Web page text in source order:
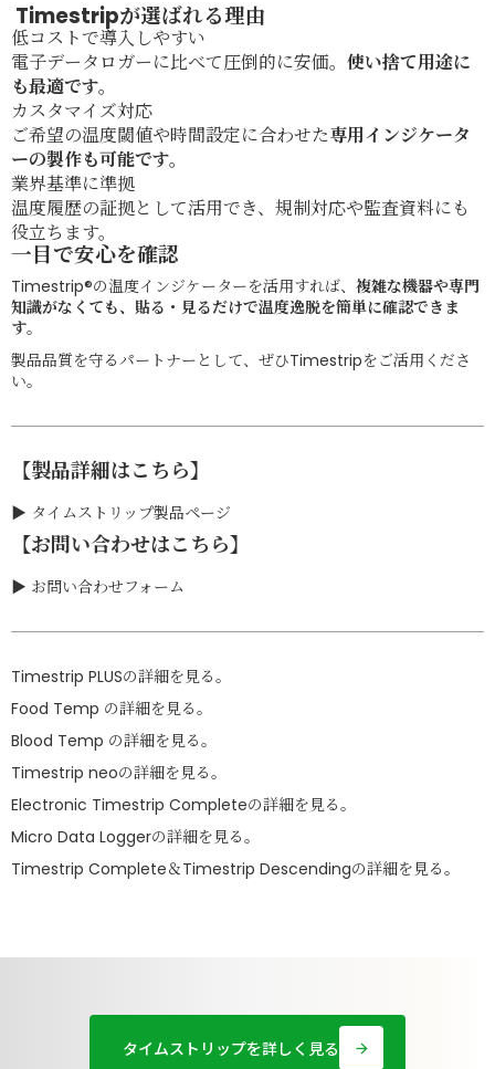
Timestripが選ばれる理由
低コストで導入しやすい
電子データロガーに比べて圧倒的に安価。 使い捨て用途に
も最適です。
カスタマイズ対応
ご希望の温度閾値や時間設定に合わせた専用インジケータ
ーの製作も可能です。
業界基準に準拠
温度履歴の証拠として活用でき、規制対応や監査資料にも
役立ちます。
一目で安心を確認
Timestrip®の温度インジケーターを活用すれば、 複雑な機器や専門
知識がなくても、貼る・見るだけで温度逸脱を簡単に確認できま
す。
製品品質を守るパートナーとして、ぜひTimestripをご活用くださ
い。
【製品詳細はこちら】
▶︎ タイムストリップ製品ページ
【お問い合わせはこちら】
▶︎ お問い合わせフォーム
Timestrip PLUSの詳細を見る。
Food Temp の詳細を見る。
Blood Temp の詳細を見る。
Timestrip neoの詳細を見る。
Electronic Timestrip Completeの詳細を見る。
Micro Data Loggerの詳細を見る。
Timestrip Complete＆Timestrip Descendingの詳細を見る。
タイムストリップを詳しく見る arrow_forward